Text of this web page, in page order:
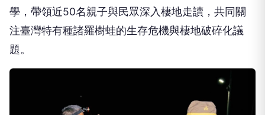
學，帶領近50名親子與民眾深入棲地走讀，共同關
注臺灣特有種諸羅樹蛙的生存危機與棲地破碎化議
題。